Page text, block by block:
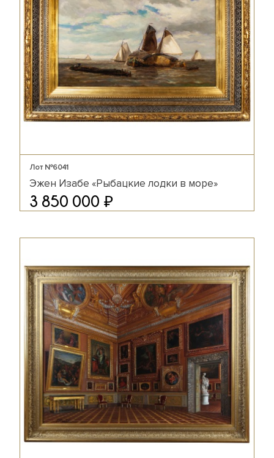
Лот №6041
Эжен Изабе «Рыбацкие лодки в море»
3 850 000 ₽